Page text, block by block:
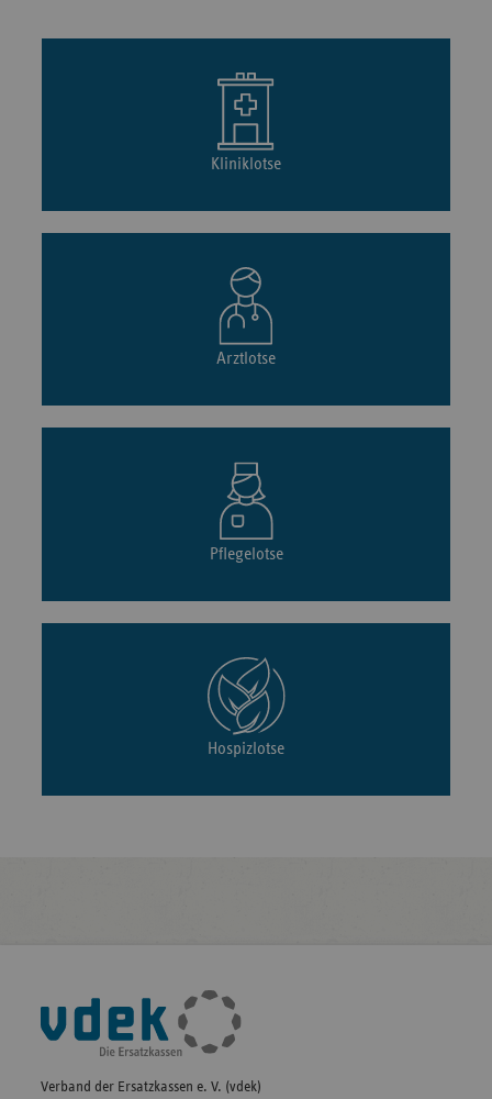
Kliniklotse
Arztlotse
Pflegelotse
Hospizlotse
Fußleisten-
Navigation
Verband der Ersatzkassen e. V. (vdek)